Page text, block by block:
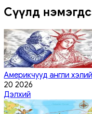
Сүүлд
Америкчууд англи
20 2026
Дэлхий